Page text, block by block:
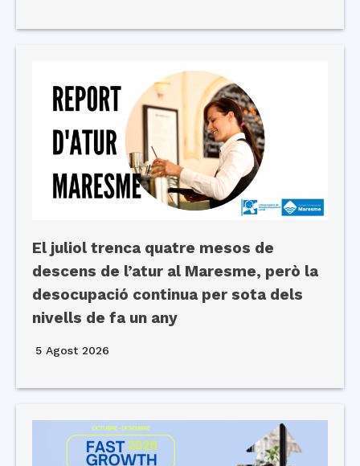
El juliol trenca quatre mesos de
descens de l’atur al Maresme, però la
desocupació continua per sota dels
nivells de fa un any
5 Agost 2026